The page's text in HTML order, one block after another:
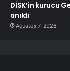
DİSK’in kurucu
anıldı
Ağustos 7, 2026